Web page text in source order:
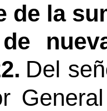
de la
Del